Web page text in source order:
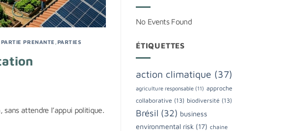
PARTIE PRENANTE PARTIES
attendre l’appui politique.
No Events Found
ÉTIQUETTES
action climatique (37)
agriculture responsable (11) approche
collaborative (13) biodiversité (13)
Brésil (32) business
environmental risk (17) chaine